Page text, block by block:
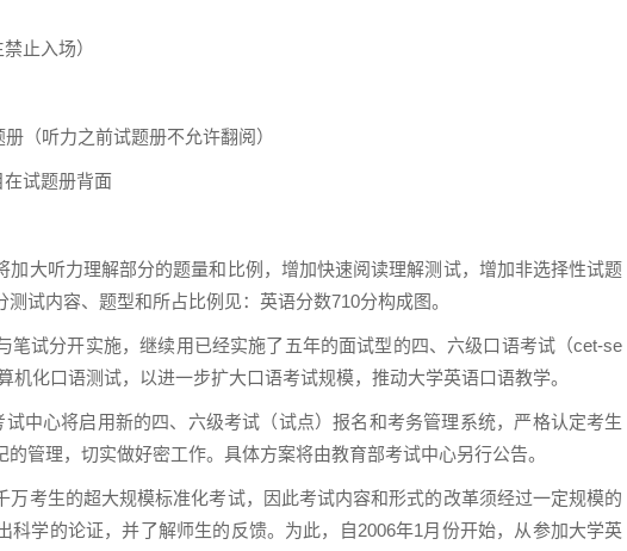
止入场）
（听力之前试题册不允许翻阅）
试题册背面
加大听力理解部分的题量和比例，增加快速阅读理解测试，增加非选择性试题
试内容、题型和所占比例见：英语分数710分构成图。
笔试分开实施，继续用已经实施了五年的面试型的四、六级口语考试（cet-se
机化口语测试，以进一步扩大口语考试规模，推动大学英语口语教学。
中心将启用新的四、六级考试（试点）报名和考务管理系统，严格认定考生
管理，切实做好密工作。具体方案将由教育部考试中心另行公告。
万考生的超大规模标准化考试，因此考试内容和形式的改革须经过一定规模的
科学的论证，并了解师生的反馈。为此，自2006年1月份开始，从参加大学英